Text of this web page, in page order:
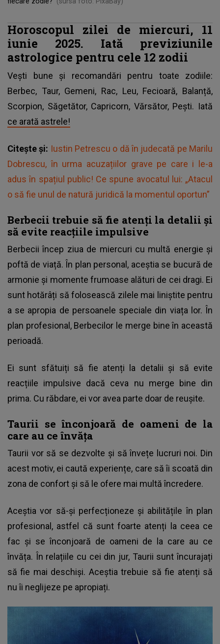
Horoscopul zilei de miercuri, 11
iunie 2025. Iată previziunile
astrologice pentru cele 12 zodii
Vești bune și recomandări pentru toate zodiile:
Berbec, Taur, Gemeni, Rac, Leu, Fecioară, Balanță,
Scorpion, Săgetător, Capricorn, Vărsător, Pești. Iată
ce arată astrele!
Citește și: Iustin Petrescu o dă în judecată pe Marilu
Dobrescu, în urma acuzațiilor grave pe care i le-a
adus în spațiul public! Ce spune avocatul lui: „Atacul
o să fie unul de natură juridică la momentul oportun”
Berbecii trebuie să fie atenți la detalii și
să evite reacțiile impulsive
Berbecii încep ziua de miercuri cu multă energie și
poftă de viață. În plan personal, aceștia se bucură de
armonie și momente frumoase alături de cei dragi. Ei
sunt hotărâți să folosească zilele mai liniștite pentru
a se apropia de persoanele speciale din viața lor. În
plan profesional, Berbecilor le merge bine în această
perioadă.
Ei sunt sfătuiți să fie atenți la detalii și să evite
reacțiile impulsive dacă ceva nu merge bine din
prima. Cu răbdare, ei vor avea parte doar de reușite.
Taurii se înconjoară de oameni de la
care au ce învăța
Taurii vor să se dezvolte și să învețe lucruri noi. Din
acest motiv, ei caută experiențe, care să îi scoată din
zona de confort și să le ofere mai multă încredere.
Aceștia vor să-și perfecționeze și abilitățile în plan
profesional, astfel că sunt foarte atenți la ceea ce
fac și se înconjoară de oameni de la care au ce
învăța. În relațiile cu cei din jur, Taurii sunt încurajați
să fie mai deschiși. Aceștia trebuie să fie atenți să
nu îi neglijeze pe apropiați.